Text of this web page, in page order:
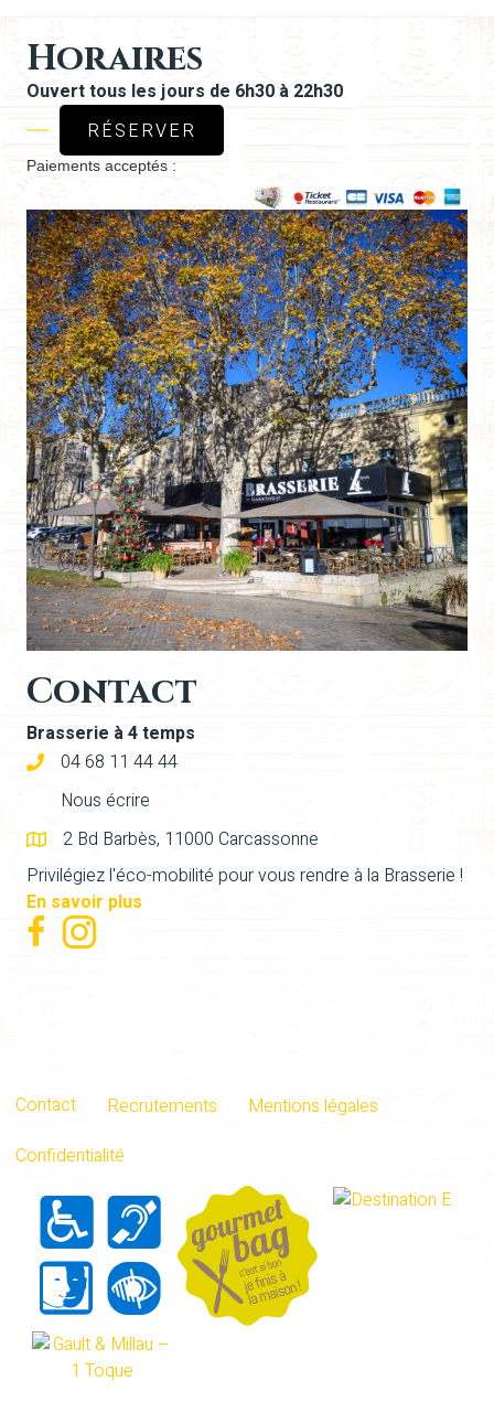
Horaires
Ouvert tous les jours de 6h30 à 22h30
RÉSERVER
Paiements acceptés :
Contact
Brasserie à 4 temps
04 68 11 44 44
Nous écrire
2 Bd Barbès, 11000 Carcassonne
Privilégiez l'éco-mobilité pour vous rendre à la Brasserie !
En savoir plus
Contact Recrutements
Mentions légales
Confidentialité